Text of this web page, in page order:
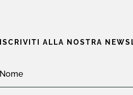
ISCRIVITI ALLA NOSTRA